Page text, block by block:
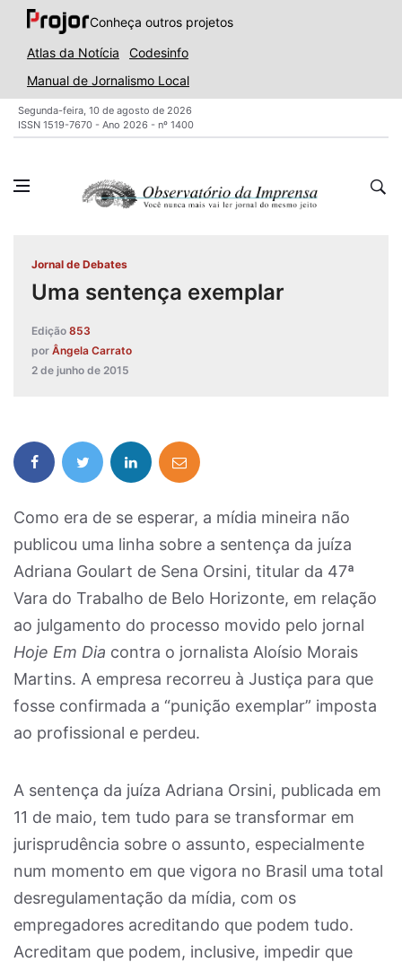
Conheça outros projetos
Atlas da Notícia
Codesinfo
Manual de Jornalismo Local
Segunda-feira, 10 de agosto de 2026
ISSN 1519-7670 - Ano 2026 - nº 1400
Jornal de Debates
Uma sentença exemplar
Edição 853
por Ângela Carrato
2 de junho de 2015
Como era de se esperar, a mídia mineira não
publicou uma linha sobre a sentença da juíza
Adriana Goulart de Sena Orsini, titular da 47ª
Vara do Trabalho de Belo Horizonte, em relação
ao julgamento do processo movido pelo jornal
Hoje Em Dia contra o jornalista Aloísio Morais
Martins. A empresa recorreu à Justiça para que
fosse confirmada a “punição exemplar” imposta
ao profissional e perdeu.
A sentença da juíza Adriana Orsini, publicada em
11 de maio, tem tudo para se transformar em
jurisprudência sobre o assunto, especialmente
num momento em que vigora no Brasil uma total
desregulamentação da mídia, com os
empregadores acreditando que podem tudo.
Acreditam que podem, inclusive, impedir que